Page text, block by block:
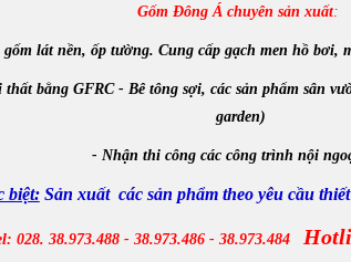
Gốm Đông Á chuyên sản xuất:
gốm lát nền, ốp tường. Cung cấp gạch men hồ
bằng GFRC - Bê tông sợi, các sản phẩm sân
garden)
- Nhận thi công các công trình nội
biệt: Sản xuất các sản phẩm theo yêu cầu
028. 38.973.488 - 38.973.486 - 38.973.484